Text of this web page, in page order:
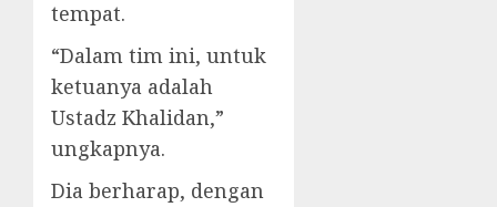
tempat.
“Dalam tim ini, untuk
ketuanya adalah
Ustadz Khalidan,”
ungkapnya.
Dia berharap, dengan